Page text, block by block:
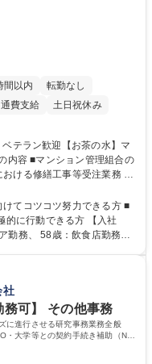
間以内
転勤なし
費支給 土日祝休み
ける修繕工事等受注業務 ■
が多数活躍しています
平均約100万円/年（昨年度
★親会社である株式会社合
高いサービスと適性価格を
てコツコツ努力できる方 ■
飲食店勤務
、未経験からでも下限年収
校 高校 語学力： 資格：第
社
可】 その他事務
に進行させる研究事務業務全般
・大学等との契約手続き補助（ND